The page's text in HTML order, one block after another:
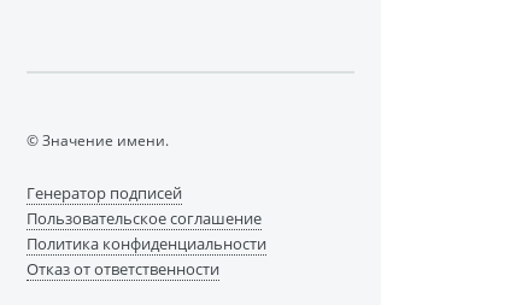
© Значение имени.
Генератор подписей
Пользовательское соглашение
Политика конфиденциальности
Отказ от ответственности